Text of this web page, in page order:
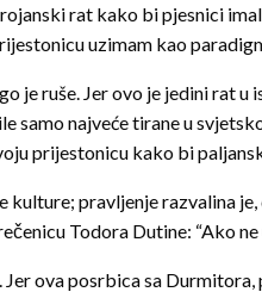
rat kako bi pjesnici
uzimam kao
je ruše. Jer ovo je jedini rat
samo najveće tirane u
prijestonicu kako bi
kulture; pravljenje razvalina
Todora Dutine: “Ako
ova posrbica sa